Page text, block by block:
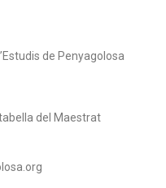
de Penyagolosa
del Maestrat